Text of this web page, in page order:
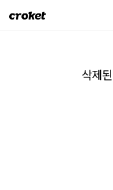
크
삭제